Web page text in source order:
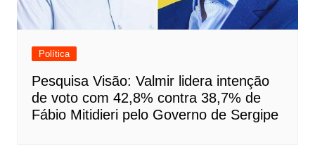
Política
Pesquisa Visão: Valmir lidera intenção
de voto com 42,8% contra 38,7% de
Fábio Mitidieri pelo Governo de Sergipe